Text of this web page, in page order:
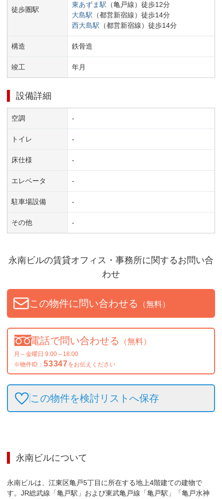
徒歩圏駅
東あずま駅 （亀戸線） 徒歩12分
大島駅 （都営新宿線） 徒歩14分
西大島駅 （都営新宿線） 徒歩14分
構造 鉄骨造
竣工 年月
設備詳細
空調 -
トイレ -
床仕様 -
エレベータ -
駐車場設備 -
その他 -
永南ビルの賃貸オフィス・事務所に関するお問い合
わせ
この物件に問い合わせる （無料）
電話で問い合わせる （無料）
月～金曜日 9:00～18:00
※物件ID： 53347をお伝えください
この物件を検討リストへ保存
永南ビルについて
永南ビルは、江東区亀戸5丁目に所在する地上4階建ての建物で
す。JR総武線「亀戸駅」および東武亀戸線「亀戸駅」「亀戸水神